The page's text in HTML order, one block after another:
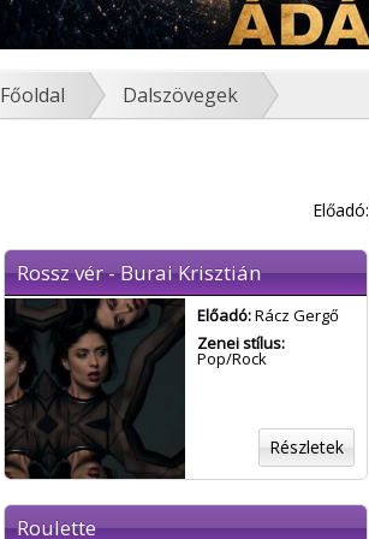
Főoldal Dalszövegek
Előadó:
Rossz vér - Burai Krisztián
Előadó:Rácz Gergő
Zenei stílus:
Pop/Rock
Részletek
Roulette